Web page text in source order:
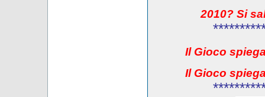
2010? Si
Il Gioco
Il Gioco